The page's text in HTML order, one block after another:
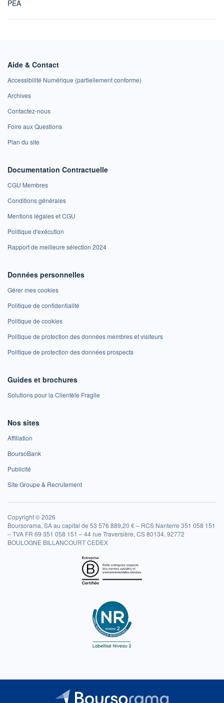
PEA
Aide & Contact
Accessibilité Numérique (partiellement conforme)
Archives
Contactez-nous
Foire aux Questions
Plan du site
Documentation Contractuelle
CGU Membres
Conditions générales
Mentions légales et CGU
Politique d'exécution
Rapport de meilleure sélection 2024
Données personnelles
Gérer mes cookies
Politique de confidentialité
Politique de cookies
Politique de protection des données membres et visiteurs
Politique de protection des données prospects
Guides et brochures
Solutions pour la Clientèle Fragile
Nos sites
Affiliation
BoursoBank
Publicité
Site Groupe & Recrutement
Copyright © 2026
Boursorama, SA au capital de 53 576 889,20 € – RCS Nanterre 351 058 151
– TVA FR 69 351 058 151 – 44 rue Traversière, CS 80134, 92772
BOULOGNE BILLANCOURT CEDEX